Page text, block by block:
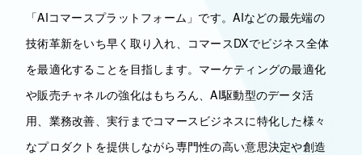
「AIコマースプラットフォーム」です。AIなどの最先端の
技術革新をいち早く取り入れ、コマースDXでビジネス全体
を最適化することを目指します。マーケティングの最適化
や販売チャネルの強化はもちろん、AI駆動型のデータ活
用、業務改善、実行までコマースビジネスに特化した様々
なプロダクトを提供しながら専門性の高い意思決定や創造